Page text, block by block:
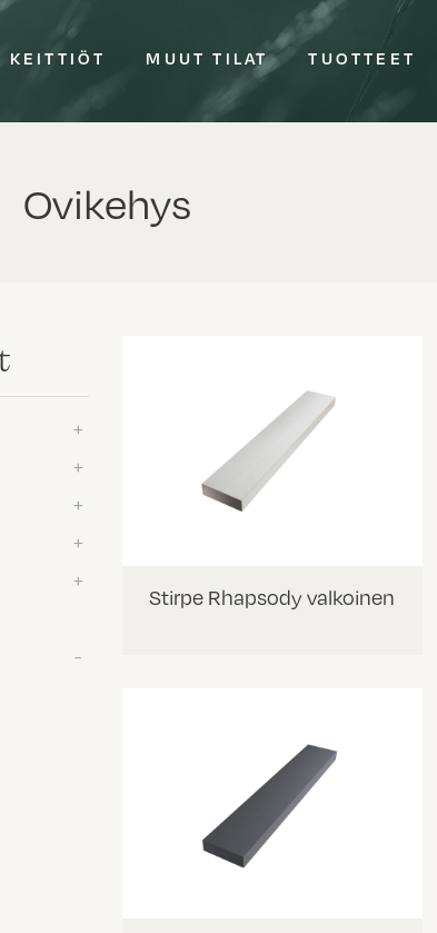
KEITTIÖT MUUT TILAT TUOTTEET
Ovikehys
Stirpe Rhapsody valkoinen